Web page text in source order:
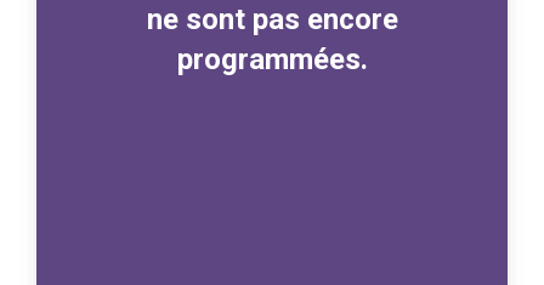
ne sont pas encore
programmées.